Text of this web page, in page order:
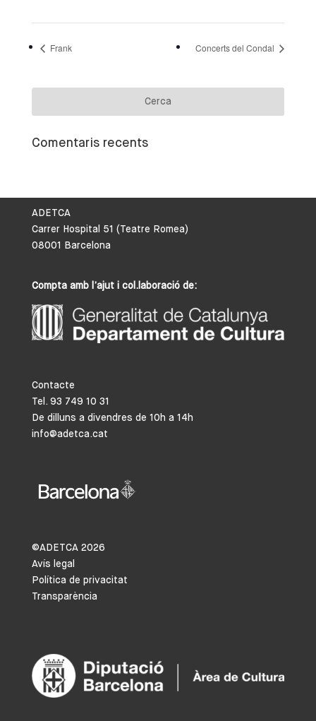
Frank Concerts del Condal
Comentaris recents
ADETCA
Carrer Hospital 51 (Teatre Romea)
08001 Barcelona
Compta amb l’ajut i col.laboració de:
Contacte
Tel. 93 749 10 31
De dilluns a divendres de 10h a 14h
info@adetca.cat
©ADETCA 2026
Avís legal
Política de privacitat
Transparència